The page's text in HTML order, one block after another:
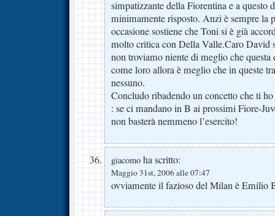
simpatizzante della Fiorentina e a questo
minimamente risposto. Anzi è sempre la
occasione sostiene che Toni si è già
molto critica con Della Valle.Caro David
non troviamo niente di meglio che
come loro allora è meglio che in queste
nessuno.
Concludo ribadendo un concetto che ti
: se ci mandano in B ai prossimi Fiore-
non basterà nemmeno l’esercito!
giacomo ha scritto:
Maggio 31st, 2006 alle 07:47
ovviamente il fazioso del Milan è Emilio